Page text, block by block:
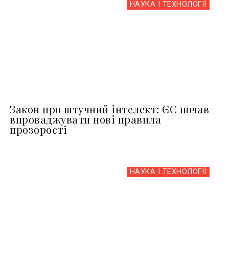
НАУКА І ТЕХНОЛОГІЇ
Закон про штучний інтелект: ЄС почав
впроваджувати нові правила
прозорості
НАУКА І ТЕХНОЛОГІЇ